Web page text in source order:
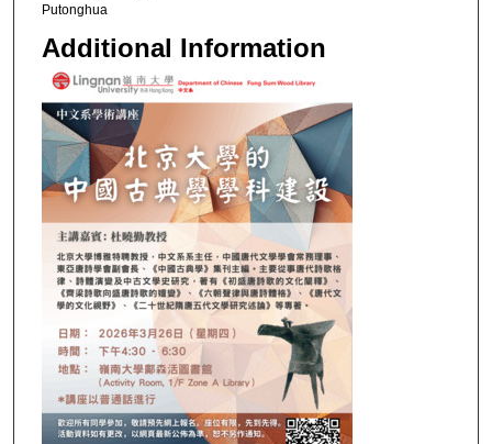
Putonghua
Additional Information